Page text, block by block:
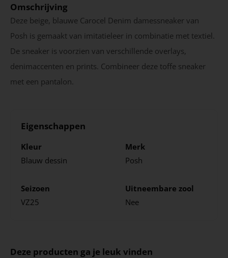
Omschrijving
Deze beige, blauwe Carocel Denim damessneaker van
Posh is gemaakt van imitatieleer in combinatie met textiel.
De sneaker is voorzien van verschillende overlays,
denimaccenten en prints. Combineer deze toffe sneaker
met een pantalon.
Eigenschappen
Kleur
Blauw dessin
Merk
Posh
Seizoen
VZ25
Uitneembare zool
Nee
Deze producten ga je leuk vinden